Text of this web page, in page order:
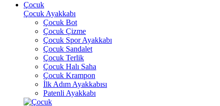
Çocuk
Çocuk Ayakkabı
Çocuk Bot
Çocuk Çizme
Çocuk Spor Ayakkabı
Çocuk Sandalet
Çocuk Terlik
Çocuk Halı Saha
Çocuk Krampon
İlk Adım Ayakkabısı
Patenli Ayakkabı